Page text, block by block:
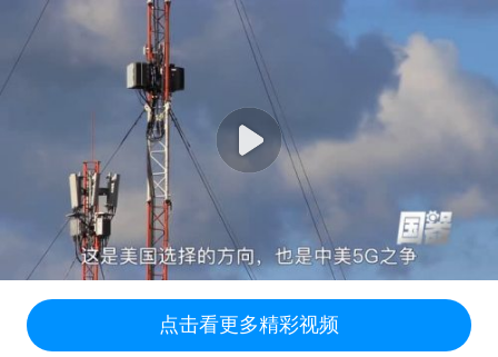
点击看更多精彩视频